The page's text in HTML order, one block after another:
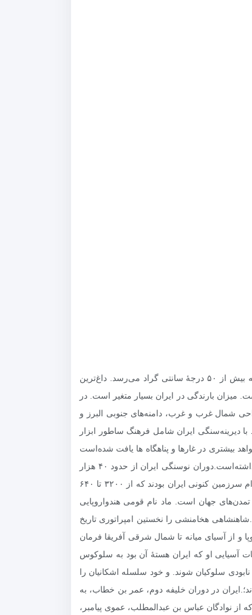
ایران از لحاظ آب و هوایی یکی از منحصر به فردترین کشورهاست. اختلاف دمای هوا در زمستان میان گرمترین و سردترین نقطه گاهی به بیش از ۵۰ درجهٔ سانتی گراد می‌رسد. داغ‌ترین
است. میزان بارندگی در ایران بسیار متغیر است. در
کویری بارش عمدتاً بسیار کم و در حدود ۱۵ میلیمتر است. بارش نواحی شمال غرب و غرب، دامنه‌های جنوبی البرز و
از ۲۰۰ میلیمتر بیشتر نمی‌شود.فرهنگهای مرتبط با دیرینه‌سنگی ایران شامل فرهنگ ساطور ابزار
سال قدمت دارد.از دوران میان‌سنگی شواهد بیشتری در غارها و پناهگاه ها یافت شده‌است
که اغلب مربوط به زاگرس مرکزی هستند. این دوره از حدود ۲۰۰ تا ۱۵۰ هزار سال پیش شروع شده و تا حدود ۴۰ هزار سال پیش ادامه داشته‌است.دوران نوسنگی ایران از حدود ۴۰ هزار
سال پیش آغاز و تا حدود ۱۸ هزار سال پیش ادامه یافته که مقارن با مهاجرت انسان هوشمند به ایران است.عیلامی‌ها یا ایلامیان یکی از اقوام سرزمین کنونی ایران بودند که از ۳۲۰۰ تا ۶۴۰
جهان است. ماد نام قومی هندواروپایی
بودند.شاهنشاهی هخامنشی را نخستین امپراتوری تاریخ
دانوب در اروپا و از آسیای میانه تا شمال شرقی آفریقا فرمان
آسیایی او که ایران هستهٔ آن بود به سلوکوس
سلوکیان شوند. و خود سلسله اشکانیان را
است که از سال ۲۲۴ تا ۶۵۱ میلادی بر ایران فرمانروایی کردند؛.ایران در دوران خلیفه دوم، عمر بن خطاب، به
نوادگان عباس بن عبدالمطلب، عموی پیامبر،